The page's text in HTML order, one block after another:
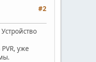
#2
уже